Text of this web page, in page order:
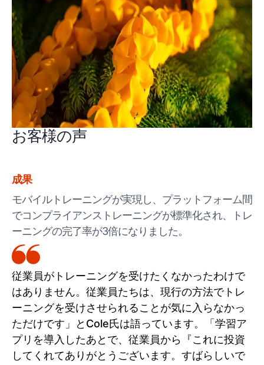
お客様の声
成果
モバイルトレーニングが実現し、プラットフォーム間
でコンプライアンストレーニングが標準化され、トレ
ーニングの完了率が3倍になりました。
従業員がトレーニングを受けたくなかったわけで
はありません。従業員たちは、現行の方法でトレ
ーニングを受けさせられることが気に入らなかっ
ただけです」とCole氏は語っています。「学習ア
プリを導入したあとで、従業員から『これに投資
してくれてありがとうございます。すばらしいで